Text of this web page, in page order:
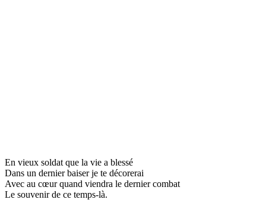
En vieux soldat que la vie a blessé
Dans un dernier baiser je te décorerai
Avec au cœur quand viendra le dernier combat
Le souvenir de ce temps-là.